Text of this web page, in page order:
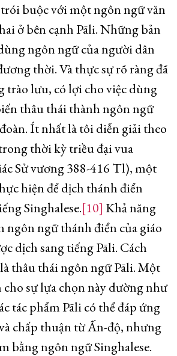
buộc với một ngôn ngữ văn
ở bên cạnh Pāli. Những bản
ngôn ngữ của người dân
thời. Và thực sự rõ ràng đã
trào lưu, có lợi cho việc dùng
thâu thái thành ngôn ngữ
Ít nhất là tôi diễn giải theo
thời kỳ triều đại vua
Sử vương 388-416 Tl), một
hiện để dịch thánh điển
Singhalese.[10] Khả năng
ngôn ngữ thánh điển của giáo
dịch sang tiếng Pāli. Cách
thâu thái ngôn ngữ Pāli. Một
sự lựa chọn này dường như
tác phẩm Pāli có thể đáp ứng
chấp thuận từ Ấn-độ, nhưng
bằng ngôn ngữ Singhalese.